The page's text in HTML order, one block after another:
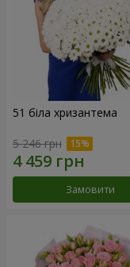
51 біла хризантема
5 246 грн
Замовити